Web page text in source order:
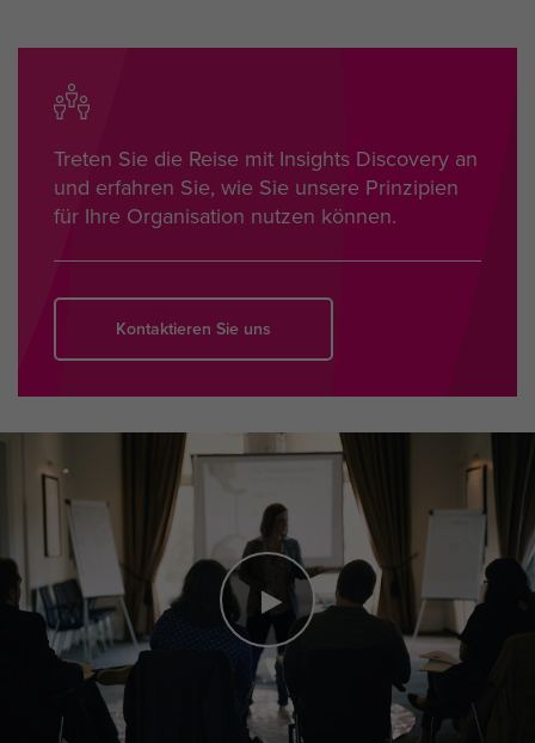
Treten Sie die Reise mit Insights Discovery an
und erfahren Sie, wie Sie unsere Prinzipien
für Ihre Organisation nutzen können.
Kontaktieren Sie uns